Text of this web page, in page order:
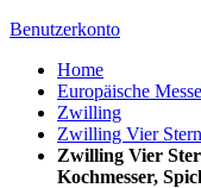
Benutzerkonto
Home
Europäische
Zwilling
Zwilling Vier
Zwilling Vier
Kochmesser,